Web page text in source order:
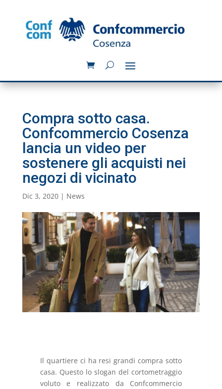
Compra sotto casa.
Confcommercio Cosenza
lancia un video per
sostenere gli acquisti nei
negozi di vicinato
Dic 3, 2020| News
Il quartiere ci ha resi grandi compra sotto
casa. Questo lo slogan del cortometraggio
voluto e realizzato da Confcommercio